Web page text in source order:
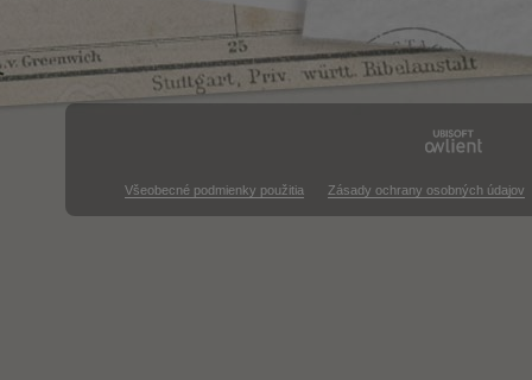
Všeobecné podmienky použitia Zásady ochrany osobných údajov